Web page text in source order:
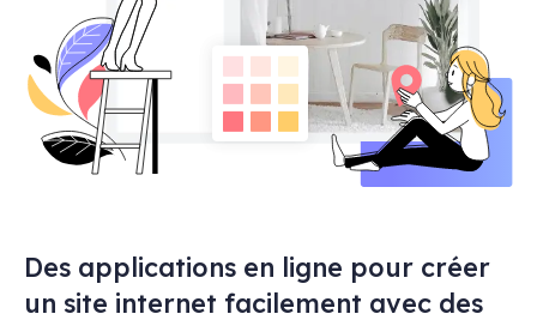
Des applications en ligne pour créer
un site internet facilement avec des